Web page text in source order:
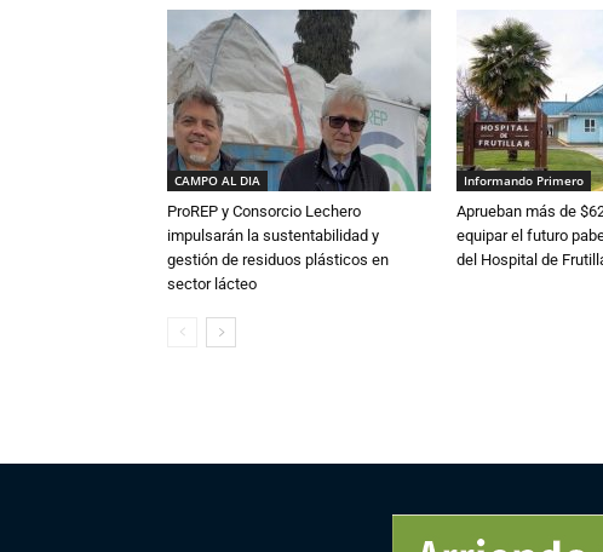
CAMPO AL DIA
ProREP y Consorcio Lechero
impulsarán la sustentabilidad y
gestión de residuos plásticos en
sector lácteo
Informando Primero
Aprueban más de
equipar el futuro
del Hospital de